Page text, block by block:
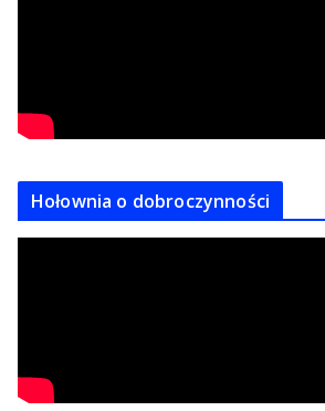
Hołownia o dobroczynności